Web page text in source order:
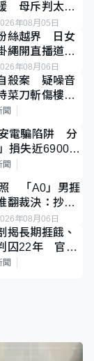
母斥判太重
年08月05日
絲越界 日女
開直播道歉
年08月06日
殺案 疑噪音
菜刀斬傷樓上
聞
電騙陷阱 分
損失近6900萬
聞
「A0」男捱
裁決：抄錯
年08月06日
揭長期捱餓、
囚22年 官斥
聞